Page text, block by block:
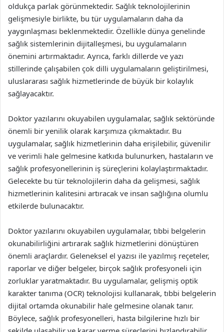
oldukça parlak görünmektedir. Sağlık teknolojilerinin
gelişmesiyle birlikte, bu tür uygulamaların daha da
yaygınlaşması beklenmektedir. Özellikle dünya genelinde
sağlık sistemlerinin dijitalleşmesi, bu uygulamaların
önemini artırmaktadır. Ayrıca, farklı dillerde ve yazı
stillerinde çalışabilen çok dilli uygulamaların geliştirilmesi,
uluslararası sağlık hizmetlerinde de büyük bir kolaylık
sağlayacaktır.
Doktor yazılarını okuyabilen uygulamalar, sağlık sektöründe
önemli bir yenilik olarak karşımıza çıkmaktadır. Bu
uygulamalar, sağlık hizmetlerinin daha erişilebilir, güvenilir
ve verimli hale gelmesine katkıda bulunurken, hastaların ve
sağlık profesyonellerinin iş süreçlerini kolaylaştırmaktadır.
Gelecekte bu tür teknolojilerin daha da gelişmesi, sağlık
hizmetlerinin kalitesini artıracak ve insan sağlığına olumlu
etkilerde bulunacaktır.
Doktor yazılarını okuyabilen uygulamalar, tıbbi belgelerin
okunabilirliğini artırarak sağlık hizmetlerini dönüştüren
önemli araçlardır. Geleneksel el yazısı ile yazılmış reçeteler,
raporlar ve diğer belgeler, birçok sağlık profesyoneli için
zorluklar yaratmaktadır. Bu uygulamalar, gelişmiş optik
karakter tanıma (OCR) teknolojisi kullanarak, tıbbi belgelerin
dijital ortamda okunabilir hale gelmesine olanak tanır.
Böylece, sağlık profesyonelleri, hasta bilgilerine hızlı bir